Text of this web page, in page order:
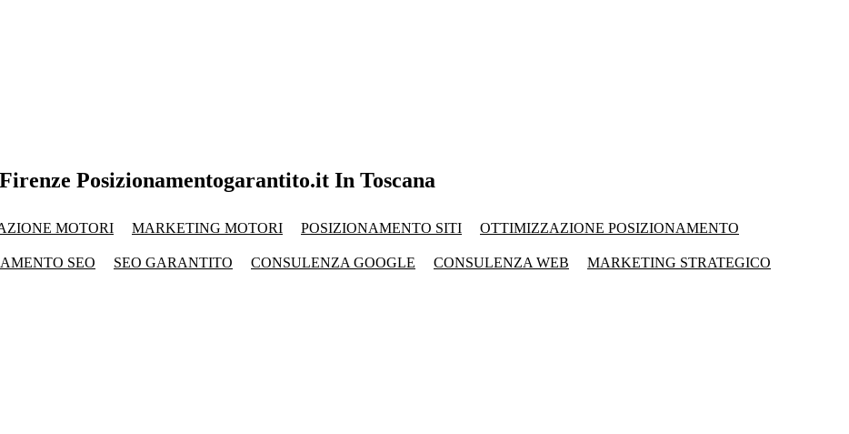
Posizionamentogarantito.it In Toscana
MOTORI MARKETING MOTORI POSIZIONAMENTO SITI OTTIMIZZAZIONE POSIZIONAMENTO
SEO SEO GARANTITO CONSULENZA GOOGLE CONSULENZA WEB MARKETING STRATEGICO